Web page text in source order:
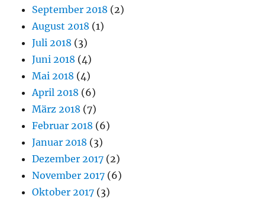
September 2018 (2)
August 2018 (1)
Juli 2018 (3)
Juni 2018 (4)
Mai 2018 (4)
April 2018 (6)
März 2018 (7)
Februar 2018 (6)
Januar 2018 (3)
Dezember 2017 (2)
November 2017 (6)
Oktober 2017 (3)